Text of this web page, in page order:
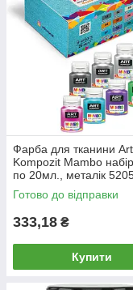
Фарба для тканини Art
Kompozit Mambo
по 20мл., металік
Готово до відправки
333,18 ₴
Купити